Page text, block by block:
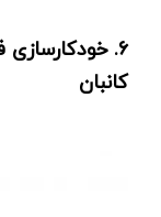
۶.
کانبان